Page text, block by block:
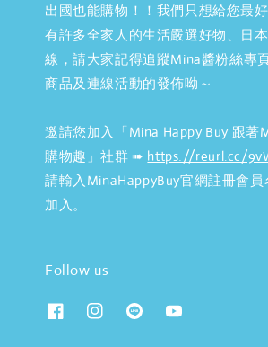
出國也能購物！！我們只想給您最
有許多全家人的生活嚴選好物、日
線，請大家記得追蹤Mina醬粉絲專
商品及連線活動的發佈呦～
邀請您加入「Mina Happy Buy 跟著
購物趣」社群 ➠ https://reurl.cc/
請輸入MinaHappyBuy官網註冊會
加入。
Follow us